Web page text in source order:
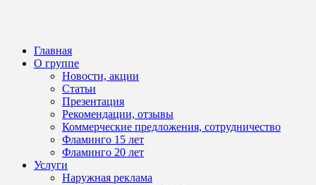
Главная
О группе
Новости, акции
Статьи
Презентация
Рекомендации, отзывы
Коммерческие предложения, сотрудничество
Фламинго 15 лет
Фламинго 20 лет
Услуги
Наружная реклама